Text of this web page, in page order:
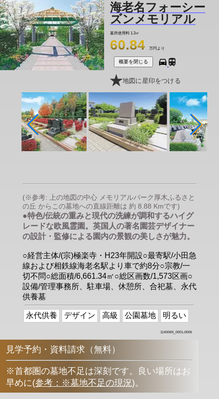
海老名フォーシー
ズンメモリアル
墓所使用料 1.3㎡
60.84 万円より
概要を閉じる
地図に星印をつける
(※参考: 上の地図の中心 メモリアルパーク厚木ふるさと
の丘 からこの墓地への直線距離は 約 8.88 Kmです)
●特色/伝統の重みと現代の洗練が調和するハイグ
レードな欧風霊園。英国人の著名園芸デザイナー
の設計・監修による園内の景観の美しさが魅力。
○経営主体/(宗)極楽寺・H23年開設○最寄駅/小田急
線および相鉄線海老名駅より車で約8分○宗教/一
切不問○総面積/6,661.34㎡○総区画数/1,573区画○
設備/管理事務所、駐車場、休憩所、合祀墓、永代
供養墓
永代供養 デザイン 高級 公園墓地 明るい
1140069_0001,0005
見学予約・資料請求（無料）
※首都圏の墓地不足は深刻です。良い場所はお
早めに(参考：※墓地不足の現況)。